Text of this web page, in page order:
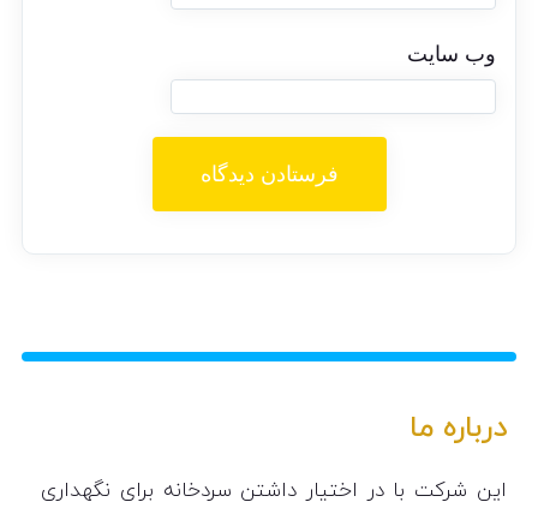
وب‌ سایت
درباره ما
این شرکت با در اختیار داشتن سردخانه برای نگهداری